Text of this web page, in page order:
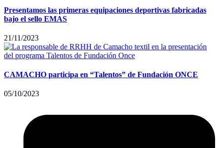
Presentamos las primeras equipaciones deportivas fabricadas
bajo el sello EMAS
21/11/2023
CAMACHO participa en “Talentos” de Fundación ONCE
05/10/2023